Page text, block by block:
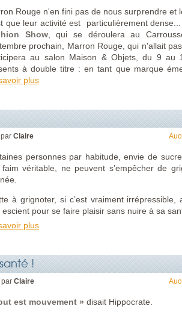
Rouge n'en fini pas de nous surprendre et
que leur activité est particulièrement
Show, qui se déroulera au
prochain, Marron Rouge, qui n'allait
au salon Maison & Objets, du 9 au
à double titre : en tant que marque
que nouveau membre du Collectif du
plus
Claire
personnes par habitude, envie de
faim véritable, ne peuvent s’empêcher de
à grignoter, si c’est vraiment
escient pour se faire plaisir sans nuire à sa
plus
!
Claire
est mouvement » disait Hippocrate.